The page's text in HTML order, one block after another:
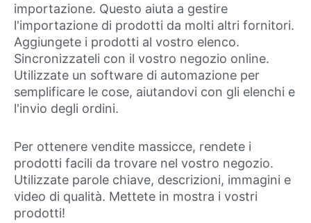
importazione. Questo aiuta a gestire
l'importazione di prodotti da molti altri fornitori.
Aggiungete i prodotti al vostro elenco.
Sincronizzateli con il vostro negozio online.
Utilizzate un software di automazione per
semplificare le cose, aiutandovi con gli elenchi e
l'invio degli ordini.
Per ottenere vendite massicce, rendete i
prodotti facili da trovare nel vostro negozio.
Utilizzate parole chiave, descrizioni, immagini e
video di qualità. Mettete in mostra i vostri
prodotti!